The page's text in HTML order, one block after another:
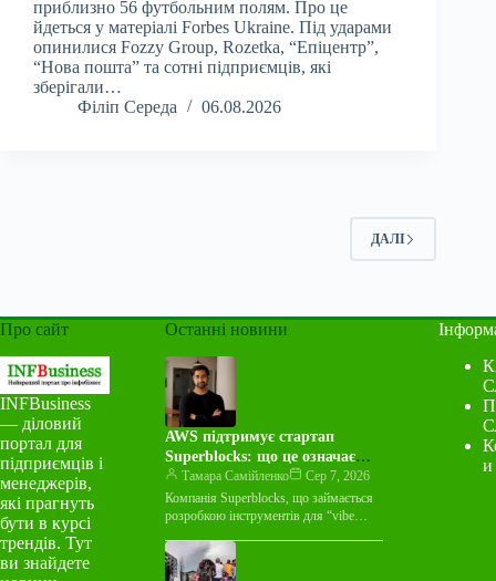
приблизно 56 футбольним полям. Про це
йдеться у матеріалі Forbes Ukraine. Під ударами
опинилися Fozzy Group, Rozetka, “Епіцентр”,
“Нова пошта” та сотні підприємців, які
зберігали…
Філіп Середа
06.08.2026
ДАЛІ
Про сайт
INFBusiness
— діловий
портал для
підприємців і
менеджерів,
які прагнуть
бути в курсі
трендів. Тут
ви знайдете
Останні новини
AWS підтримує стартап
Superblocks: що це означає
для індустрії
Тамара Самійленко
Сер 7, 2026
Компанія Superblocks, що займається
розробкою інструментів для “vibe
угоду про спільний маркетинг із
Amazon Web Services…
и